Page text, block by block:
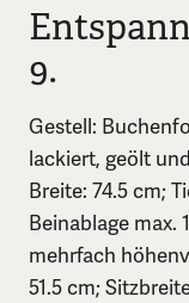
9.
Gestell:
lackiert, geölt
Breite: 74.5 cm;
Beinablage max.
mehrfach
51.5 cm;